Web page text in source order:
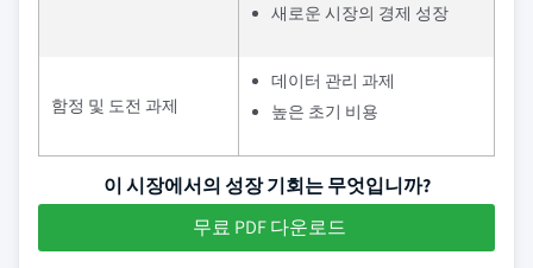
새로운 시장의 경제 성장
함정 및 도전 과제
데이터 관리 과제
높은 초기 비용
이 시장에서의 성장 기회는 무엇입니까?
무료 PDF 다운로드